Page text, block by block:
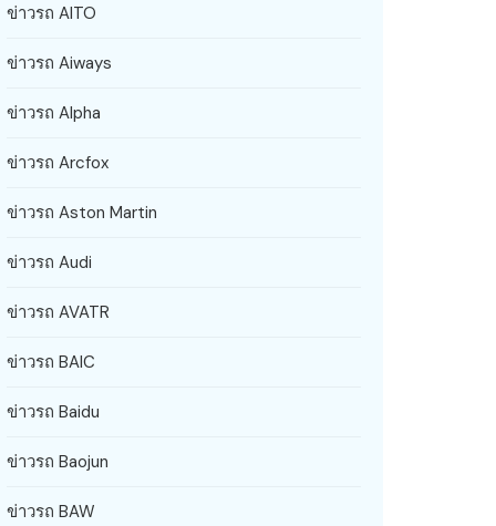
ข่าวรถ AITO
ข่าวรถ Aiways
ข่าวรถ Alpha
ข่าวรถ Arcfox
ข่าวรถ Aston Martin
ข่าวรถ Audi
ข่าวรถ AVATR
ข่าวรถ BAIC
ข่าวรถ Baidu
ข่าวรถ Baojun
ข่าวรถ BAW